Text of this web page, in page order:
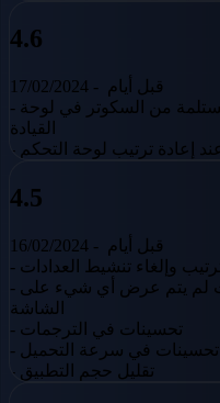
4.6
17/02/2024 - قبل أيام
- الآن يُسمح بإعادة ترتيب البيانات المستلمة من السكوتر في لوحة
القيادة
إعادة ترتيب لوحة التحكم
4.5
16/02/2024 - قبل أيام
وإلغاء تنشيط العدادات
- التحكم في بعض الحالات حيث لم يتم عرض أي شيء على
الشاشة
- تحسينات في الترجمات
- تحسينات في سرعة التحميل
- تقليل حجم التطبيق